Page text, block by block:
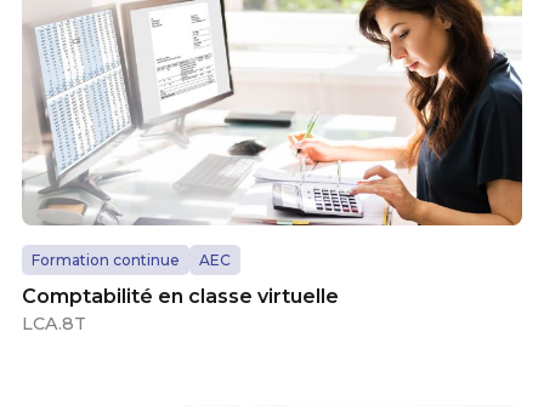
Formation continue AEC
Comptabilité en classe virtuelle
LCA.8T